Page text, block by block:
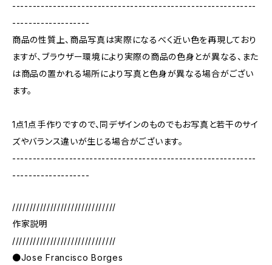
------------------------------------------------------------
-------------------
商品の性質上、商品写真は実際になるべく近い色を再現しており
ますが、ブラウザー環境により実際の商品の色身とが異なる、また
は商品の置かれる場所により写真と色身が異なる場合がござい
ます。
1点1点手作りですので、同デザインのものでもお写真と若干のサイ
ズやバランス違いが生じる場合がございます。
------------------------------------------------------------
-------------------
//////////////////////////////
作家説明
//////////////////////////////
●Jose Francisco Borges